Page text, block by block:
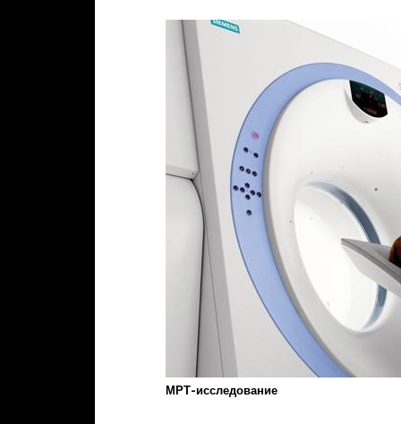
МРТ-исследование